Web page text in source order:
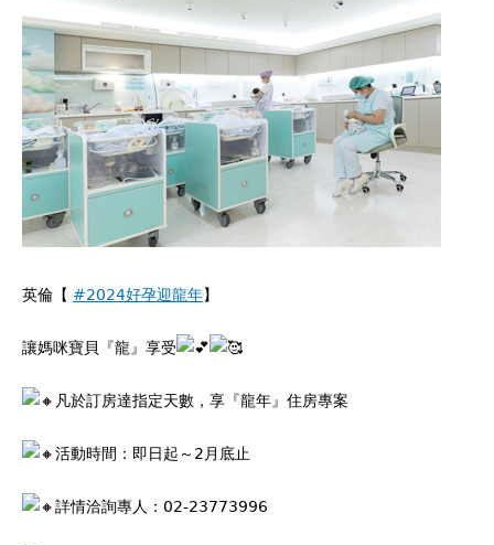
英倫【 #2024好孕迎龍年】
讓媽咪寶貝『龍』享受
凡於訂房達指定天數，享『龍年』住房專案
活動時間：即日起～2月底止
詳情洽詢專人：02-23773996